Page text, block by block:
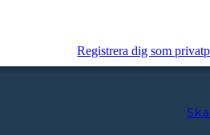
Registrera dig som